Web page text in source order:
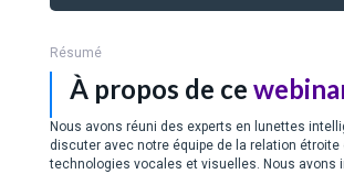
Résumé
À propos de ce
Nous avons réuni des experts en lunettes
discuter avec notre équipe de la relation étroite
technologies vocales et visuelles. Nous avons